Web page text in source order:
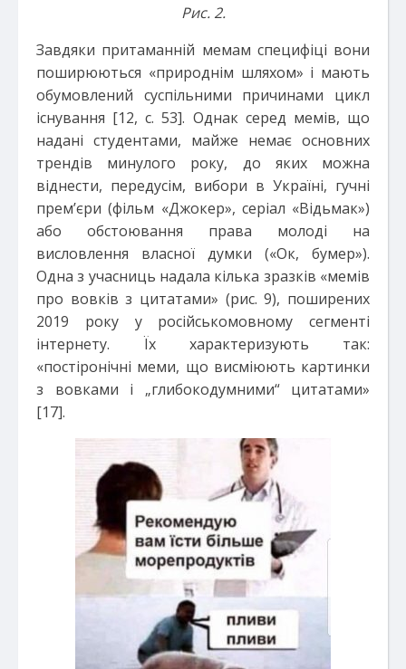
Рис. 2.
Завдяки притаманній мемам специфіці вони
поширюються «природнім шляхом» і мають
обумовлений суспільними причинами цикл
існування [12, с. 53]. Однак серед мемів, що
надані студентами, майже немає основних
трендів минулого року, до яких можна
віднести, передусім, вибори в Україні, гучні
прем’єри (фільм «Джокер», серіал «Відьмак»)
або обстоювання права молоді на
висловлення власної думки («Ок, бумер»).
Одна з учасниць надала кілька зразків «мемів
про вовків з цитатами» (рис. 9), поширених
2019 року у російськомовному сегменті
інтернету. Їх характеризують так:
«постіронічні меми, що висміюють картинки
з вовками і „глибокодумними“ цитатами»
[17].